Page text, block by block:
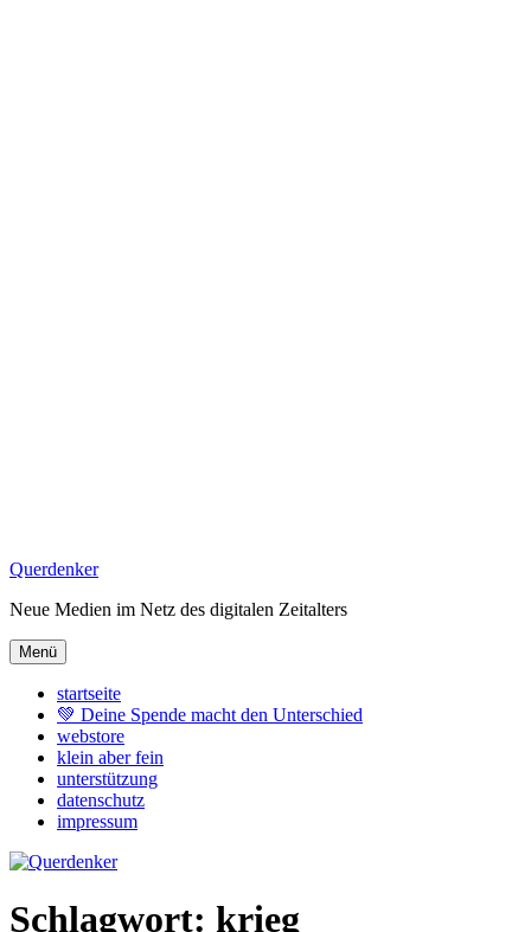
Zum
springen
Querdenker
Neue Medien im Netz des digitalen Zeitalters
Menü
startseite
💚 Deine Spende macht den Unterschied
webstore
klein aber fein
unterstützung
datenschutz
impressum
Schlagwort: krieg